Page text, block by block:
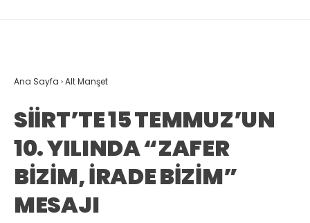
Ana Sayfa ›Alt Manşet
SİİRT’TE 15 TEMMUZ’UN
10. YILINDA “ZAFER
BİZİM, İRADE BİZİM”
MESAJI